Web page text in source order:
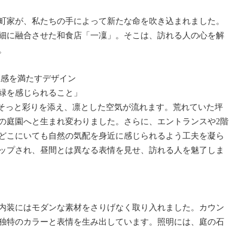
が、私たちの手によって新たな命を吹き込まれました。
に融合させた和食店「一凜」。そこは、訪れる人の心を解
を満たすデザイン
を感じられること」
っと彩りを添え、凛とした空気が流れます。荒れていた坪
庭園へと生まれ変わりました。さらに、エントランスや2階
こにいても自然の気配を身近に感じられるよう工夫を凝ら
プされ、昼間とは異なる表情を見せ、訪れる人を魅了しま
装にはモダンな素材をさりげなく取り入れました。カウン
特のカラーと表情を生み出しています。照明には、庭の石